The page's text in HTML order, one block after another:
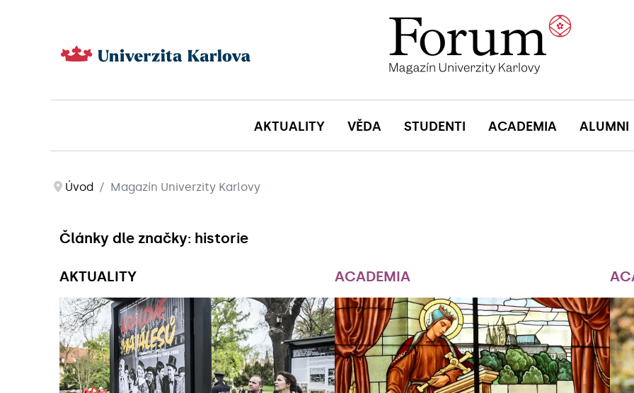
AKTUALITY VĚDA STUDENTI ACADEMIA ALUMNI
Úvod Magazín Univerzity Karlovy
Články dle značky: historie
AKTUALITY ACADEMIA